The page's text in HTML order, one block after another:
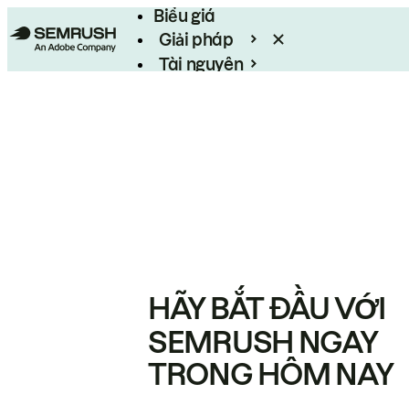
Biểu giá
Giải pháp
Tài nguyên
HÃY BẮT ĐẦU VỚI
SEMRUSH NGAY
TRONG HÔM NAY